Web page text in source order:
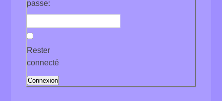
passe:
Rester
connecté
Connexion